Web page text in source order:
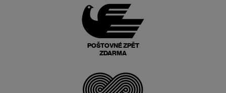
POŠTOVNÉ ZPĚT
ZDARMA